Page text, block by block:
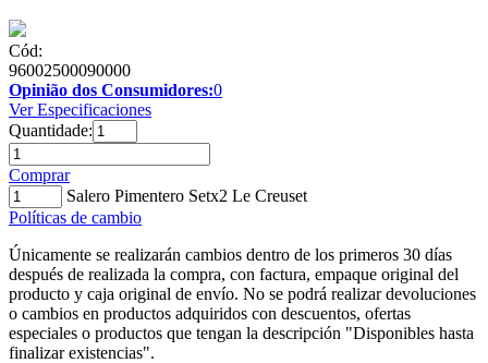
Cód:
96002500090000
Opinião dos Consumidores:0
Ver Especificaciones
Quantidade:
Comprar
Salero Pimentero Setx2 Le Creuset
Políticas de cambio
Únicamente se realizarán cambios dentro de los primeros 30 días
después de realizada la compra, con factura, empaque original del
producto y caja original de envío. No se podrá realizar devoluciones
o cambios en productos adquiridos con descuentos, ofertas
especiales o productos que tengan la descripción "Disponibles hasta
finalizar existencias".